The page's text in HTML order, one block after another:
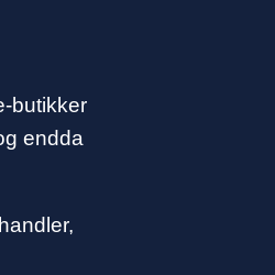
butikker
endda